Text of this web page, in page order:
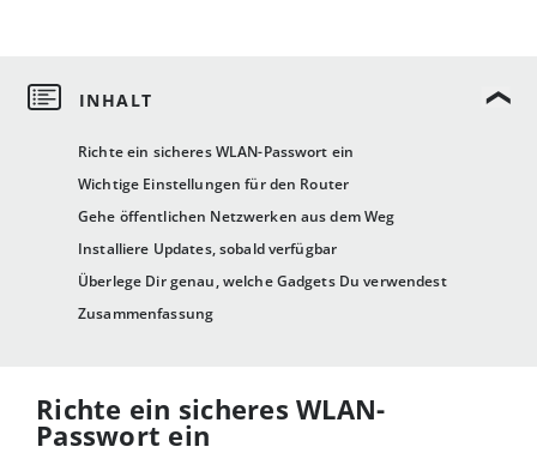
Richte ein sicheres WLAN-Passwort ein
Wichtige Einstellungen für den Router
Gehe öffentlichen Netzwerken aus dem Weg
Installiere Updates, sobald verfügbar
Überlege Dir genau, welche Gadgets Du verwendest
Zusammenfassung
Richte ein sicheres WLAN-
Passwort ein